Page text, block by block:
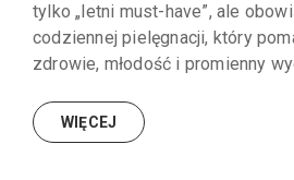
tylko „letni must-have”, ale
codziennej pielęgnacji, który
zdrowie, młodość i promienny
WIĘCEJ